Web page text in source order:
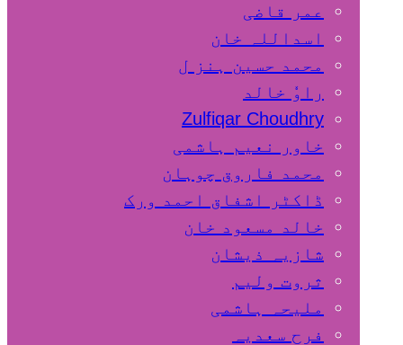
عمر قاضی
اسداللہ خان
محمد حسین ہنز ل
راوٗ خالد
Zulfiqar Choudhry
خاور نعیم ہاشمی
محمد فاروق چوہان
ڈاکٹر اشفاق احمد ورک
خالد مسعود خان
شازیہ ذیشان
ثروت ولیم
ملیحہ ہاشمی
فرح سعدیہ